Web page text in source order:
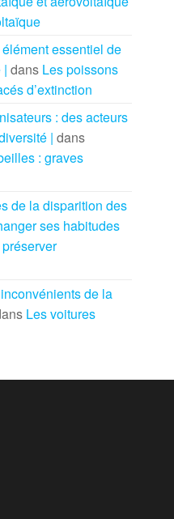
essentiel de
| dans Les poissons
d’extinction
: des acteurs
| dans
: graves
de la disparition des
ses habitudes
de la
Les voitures